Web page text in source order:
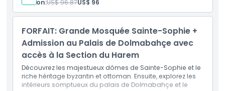
Heures d'ouverture
À savoir
Emplacement
Person:US$ 96.87US$ 96
FORFAIT: Grande Mosquée Sainte-Sophie +
Admission au Palais de Dolmabahçe avec
accès à la Section du Harem
Découvrez les majestueux dômes de Sainte-Sophie et le
riche héritage byzantin et ottoman. Ensuite, explorez les
intérieurs somptueux du palais de Dolmabahçe et le